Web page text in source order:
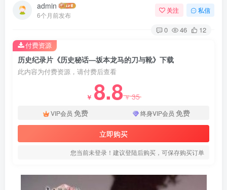
admin
6个月前发布
关注 私信
0 46 12
历史纪录片《历史秘话—坂本龙马的刀与靴》下载
此内容为付费资源，请付费后查看
￥ 8.8￥35
VIP会员 免费 终身VIP会员 免费
立即购买
您当前未登录！建议登陆后购买，可保存购买订单
付费资源